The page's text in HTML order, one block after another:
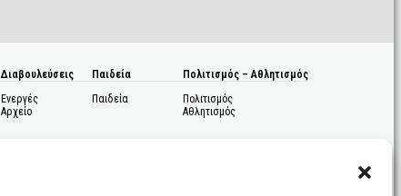
Διαβουλεύσεις
Ενεργές
Αρχείο
Παιδεία
Παιδεία
Πολιτισμός – Αθλητισμός
Πολιτισμός
Αθλητισμός